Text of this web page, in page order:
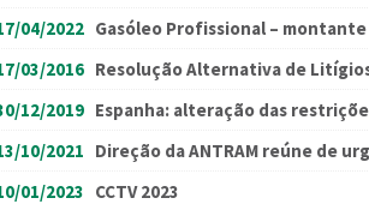
04/2022 Gasóleo Profissional –
03/2016 Resolução Alternativa de
12/2019 Espanha: alteração das
10/2021 Direção da ANTRAM reúne de
01/2023 CCTV 2023